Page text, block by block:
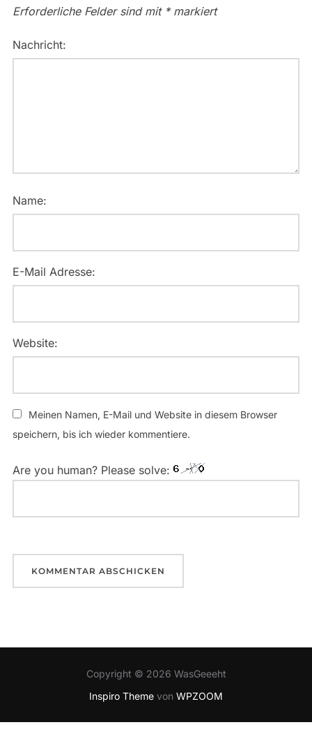
Erforderliche Felder sind mit *markiert
Nachricht:
Name:
E-Mail Adresse:
Website:
Meinen Namen, E-Mail und Website in diesem Browser
speichern, bis ich wieder kommentiere.
Are you human? Please solve:
Copyright © 2026 WasGeeeht
Inspiro Theme von WPZOOM